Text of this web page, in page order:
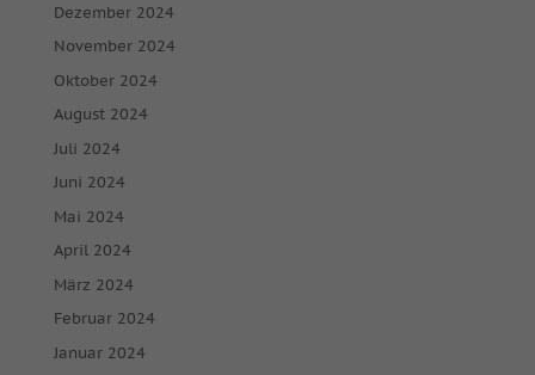
Dezember 2024
November 2024
Oktober 2024
August 2024
Juli 2024
Juni 2024
Mai 2024
April 2024
März 2024
Februar 2024
Januar 2024